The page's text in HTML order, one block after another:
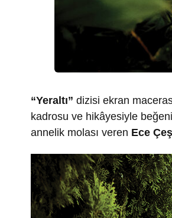
“Yeraltı” dizisi ekran
kadrosu ve hikâyesiyle
annelik molası veren Ece